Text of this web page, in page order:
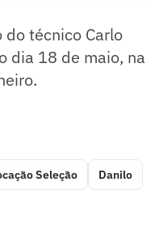
técnico Carlo
dia 18 de maio, na
Seleção Danilo